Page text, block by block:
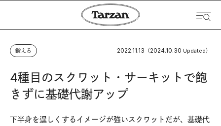
鍛える 2022.11.13 （2024.10.30 Updated）
4種目のスクワット・サーキットで飽
きずに基礎代謝アップ
下半身を逞しくするイメージが強いスクワットだが、基礎代